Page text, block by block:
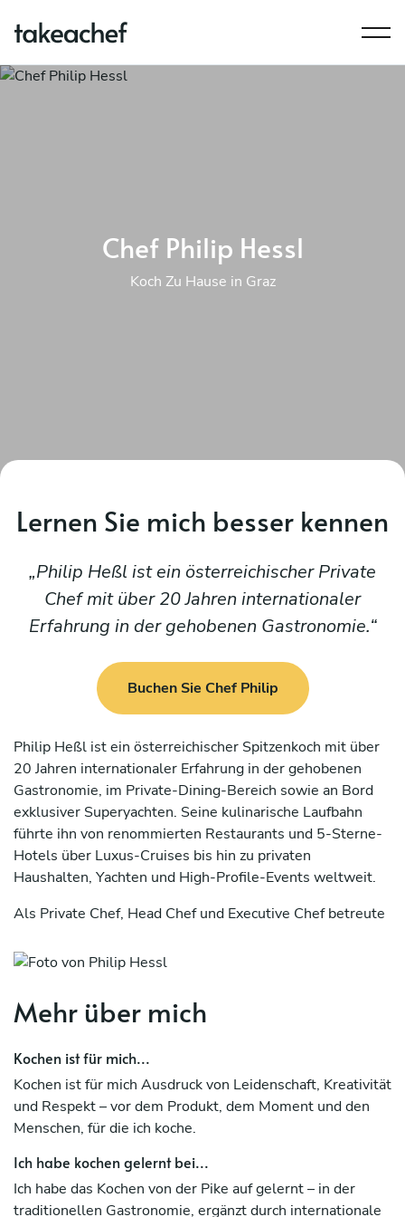
Chef Philip Hessl
Koch Zu Hause in Graz
Lernen Sie mich besser kennen
Philip Heßl ist ein österreichischer Private
Chef mit über 20 Jahren internationaler
Erfahrung in der gehobenen Gastronomie.
Buchen Sie Chef Philip
Philip Heßl ist ein österreichischer Spitzenkoch mit über
20 Jahren internationaler Erfahrung in der gehobenen
Gastronomie, im Private-Dining-Bereich sowie an Bord
exklusiver Superyachten. Seine kulinarische Laufbahn
führte ihn von renommierten Restaurants und 5-Sterne-
Hotels über Luxus-Cruises bis hin zu privaten
Haushalten, Yachten und High-Profile-Events weltweit.
Als Private Chef, Head Chef und Executive Chef betreute
Mitglieder königlicher Familien. Seine besondere Stärke
auf die individuellen Wünsche, Ernährungsformen und
kulturellen Vorlieben seiner Gäste abgestimmt sind.
internationalen Einflüssen und modernem Fine-Dining-
Anspruch.
Neben seiner kulinarischen Expertise verfügt Philip Heßl
Diskretion, Organisationstalent, höchste
Serviceorientierung und ein ausgeprägtes
Qualitätsbewusstsein zeichnen seine Arbeitsweise aus –
Mehr über mich
Kochen ist für mich...
Kochen ist für mich Ausdruck von Leidenschaft, Kreativität
und Respekt – vor dem Produkt, dem Moment und den
Menschen, für die ich koche.
Ich habe kochen gelernt bei...
Ich habe das Kochen von der Pike auf gelernt – in der
traditionellen Gastronomie, ergänzt durch internationale